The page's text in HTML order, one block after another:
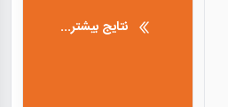
نتایج بیشتر...